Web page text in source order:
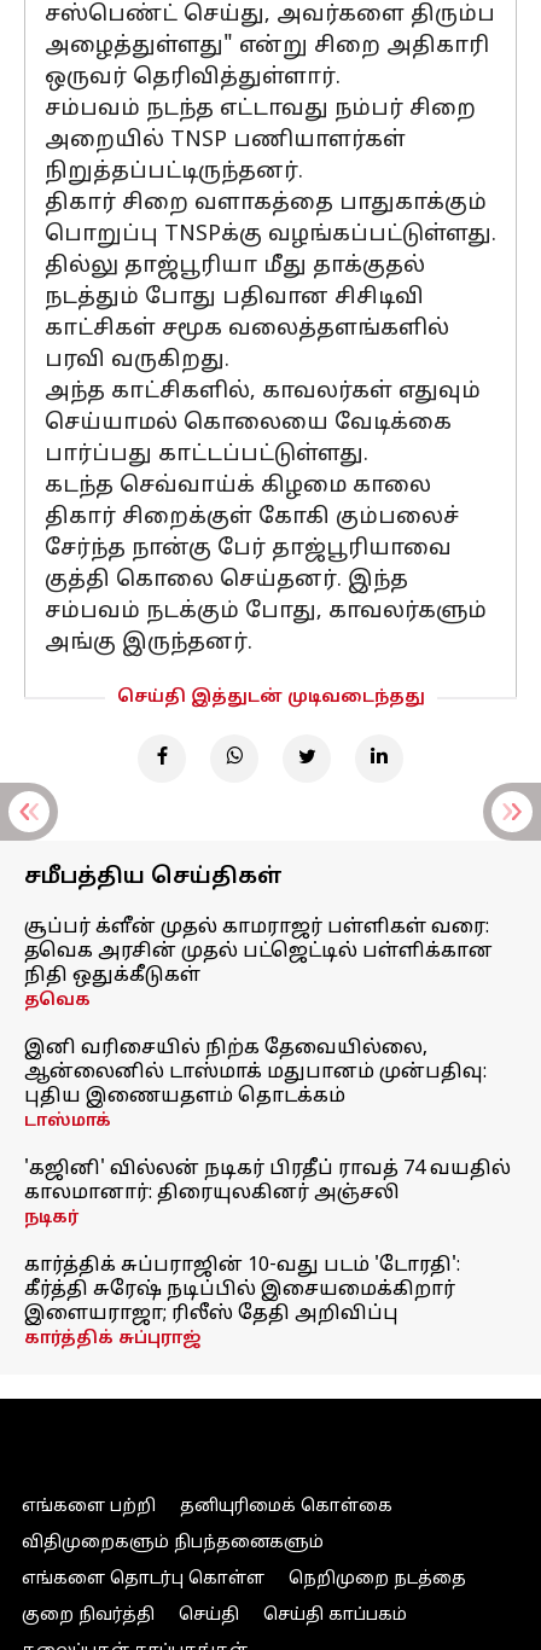
சஸ்பெண்ட் செய்து, அவர்களை திரும்ப
அழைத்துள்ளது" என்று சிறை அதிகாரி
ஒருவர் தெரிவித்துள்ளார்.
சம்பவம் நடந்த எட்டாவது நம்பர் சிறை
அறையில் TNSP பணியாளர்கள்
நிறுத்தப்பட்டிருந்தனர்.
திகார் சிறை வளாகத்தை பாதுகாக்கும்
பொறுப்பு TNSPக்கு வழங்கப்பட்டுள்ளது.
தில்லு தாஜ்பூரியா மீது தாக்குதல்
நடத்தும் போது பதிவான சிசிடிவி
காட்சிகள் சமூக வலைத்தளங்களில்
பரவி வருகிறது.
அந்த காட்சிகளில், காவலர்கள் எதுவும்
செய்யாமல் கொலையை வேடிக்கை
பார்ப்பது காட்டப்பட்டுள்ளது.
கடந்த செவ்வாய்க் கிழமை காலை
திகார் சிறைக்குள் கோகி கும்பலைச்
சேர்ந்த நான்கு பேர் தாஜ்பூரியாவை
குத்தி கொலை செய்தனர். இந்த
சம்பவம் நடக்கும் போது, காவலர்களும்
அங்கு இருந்தனர்.
செய்தி இத்துடன் முடிவடைந்தது
சமீபத்திய செய்திகள்
சூப்பர் க்ளீன் முதல் காமராஜர் பள்ளிகள் வரை:
தவெக அரசின் முதல் பட்ஜெட்டில் பள்ளிக்கான
நிதி ஒதுக்கீடுகள்
தவெக
இனி வரிசையில் நிற்க தேவையில்லை,
ஆன்லைனில் டாஸ்மாக் மதுபானம் முன்பதிவு:
புதிய இணையதளம் தொடக்கம்
டாஸ்மாக்
'கஜினி' வில்லன் நடிகர் பிரதீப் ராவத் 74 வயதில்
காலமானார்: திரையுலகினர் அஞ்சலி
நடிகர்
கார்த்திக் சுப்பராஜின் 10-வது படம் 'டோரதி':
கீர்த்தி சுரேஷ் நடிப்பில் இசையமைக்கிறார்
இளையராஜா; ரிலீஸ் தேதி அறிவிப்பு
கார்த்திக் சுப்புராஜ்
எங்களை பற்றி
தனியுரிமைக் கொள்கை
விதிமுறைகளும் நிபந்தனைகளும்
எங்களை தொடர்பு கொள்ள
நெறிமுறை நடத்தை
குறை நிவர்த்தி
செய்தி
செய்தி காப்பகம்